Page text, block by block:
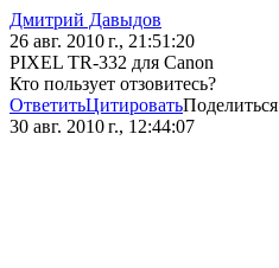
Дмитрий Давыдов
26 авг. 2010 г., 21:51:20
PIXEL TR-332 для Canon
Кто пользует отзовитесь?
ОтветитьЦитироватьПоделиться
30 авг. 2010 г., 12:44:07